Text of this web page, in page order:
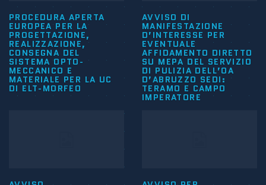
PROCEDURA APERTA
EUROPEA PER LA
PROGETTAZIONE,
REALIZZAZIONE,
CONSEGNA DEL
SISTEMA OPTO-
MECCANICO E
MATERIALE PER LA UC
DI ELT-MORFEO
AVVISO DI
MANIFESTAZIONE
D’INTERESSE PER
EVENTUALE
AFFIDAMENTO DIRETTO
SU MEPA DEL SERVIZIO
DI PULIZIA DELL’OA
D’ABRUZZO SEDI:
TERAMO E CAMPO
IMPERATORE